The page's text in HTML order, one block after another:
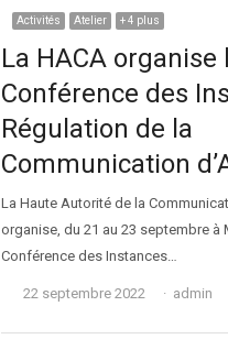
Activités Atelier + 4 plus
La HACA organise
Conférence des
Régulation de la
Communication
La Haute Autorité de la
organise, du 21 au 23 septembre à
Conférence des Instances…
22 septembre 2022 Auteur
admin